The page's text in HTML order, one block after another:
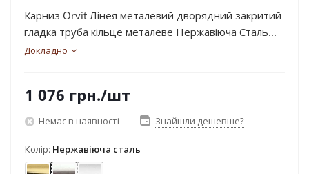
Карниз Orvit Лінея металевий дворядний закритий
гладка труба кільце металеве Нержавіюча Сталь...
Докладно
1 076 грн./шт
Немає в наявності Знайшли дешевше?
Колір: Нержавіюча сталь